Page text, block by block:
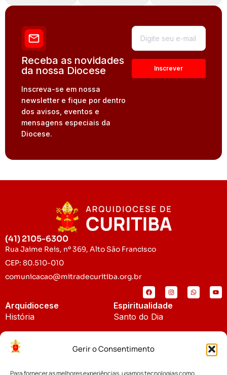
Gerir o Consentimento
Para fornecer as melhores experiências, usamos tecnologias como
Receba as novidades
da nossa Diocese
Inscreva-se em nossa
newsletter e fique por dentro
dos avisos, eventos e
mensagens especiais da
Diocese.
(41) 2105-6300
Rua Jaime Reis, nº 369, Alto São Francisco
CEP: 80.510-010
comunicacao@mitradecuritiba.org.br
Arquidiocese
História
Padroeira
Espiritualidade
Santo do Dia